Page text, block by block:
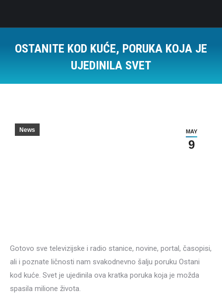
OSTANITE KOD KUĆE, PORUKA KOJA JE
UJEDINILA SVET
MAY
9
News
Gotovo sve televizijske i radio stanice, novine, portal, časopisi,
ali i poznate ličnosti nam svakodnevno šalju poruku Ostani
kod kuće. Svet je ujedinila ova kratka poruka koja je možda
spasila milione života.